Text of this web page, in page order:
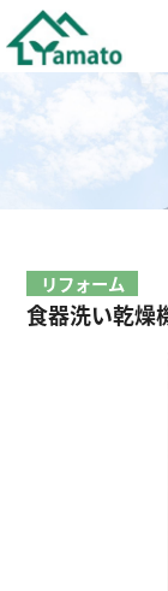
リフォーム
食器洗い乾燥